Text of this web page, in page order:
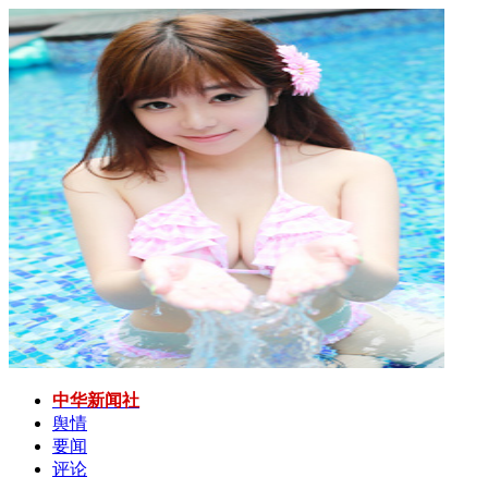
中华新闻社
舆情
要闻
评论